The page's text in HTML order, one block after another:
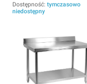
Dostępność: tymczasowo
niedostępny